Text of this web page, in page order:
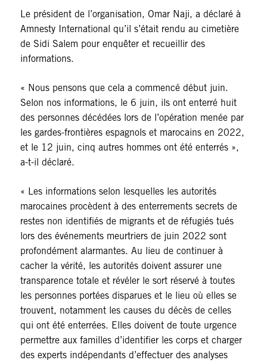
Le président de l’organisation, Omar Naji, a déclaré à
Amnesty International qu’il s’était rendu au cimetière
de Sidi Salem pour enquêter et recueillir des
informations.
« Nous pensons que cela a commencé début juin.
Selon nos informations, le 6 juin, ils ont enterré huit
des personnes décédées lors de l’opération menée par
les gardes-frontières espagnols et marocains en 2022,
et le 12 juin, cinq autres hommes ont été enterrés »,
a-t-il déclaré.
« Les informations selon lesquelles les autorités
marocaines procèdent à des enterrements secrets de
restes non identifiés de migrants et de réfugiés tués
lors des événements meurtriers de juin 2022 sont
profondément alarmantes. Au lieu de continuer à
cacher la vérité, les autorités doivent assurer une
transparence totale et révéler le sort réservé à toutes
les personnes portées disparues et le lieu où elles se
trouvent, notamment les causes du décès de celles
qui ont été enterrées. Elles doivent de toute urgence
permettre aux familles d’identifier les corps et charger
des experts indépendants d’effectuer des analyses